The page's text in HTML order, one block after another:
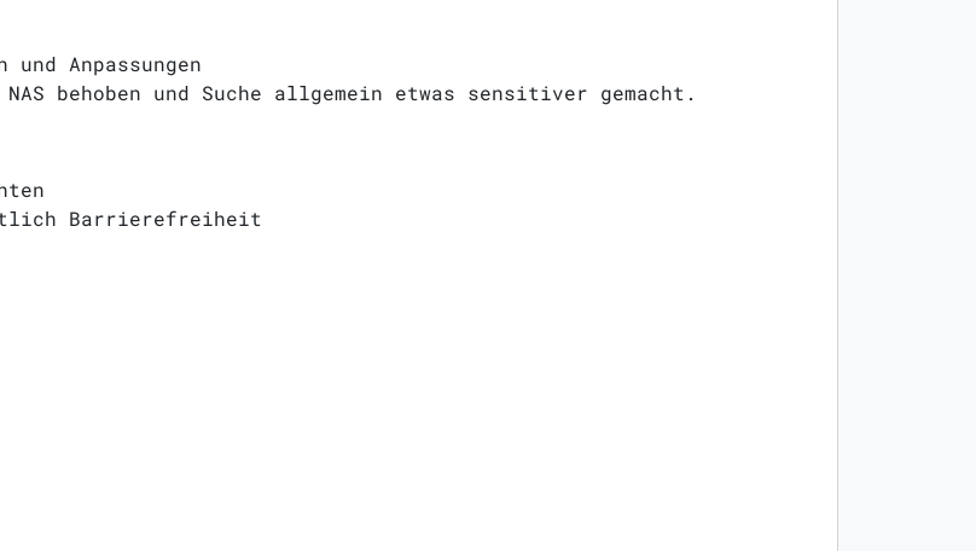
Anpassungen
behoben und Suche allgemein etwas sensitiver gemacht.
Barrierefreiheit